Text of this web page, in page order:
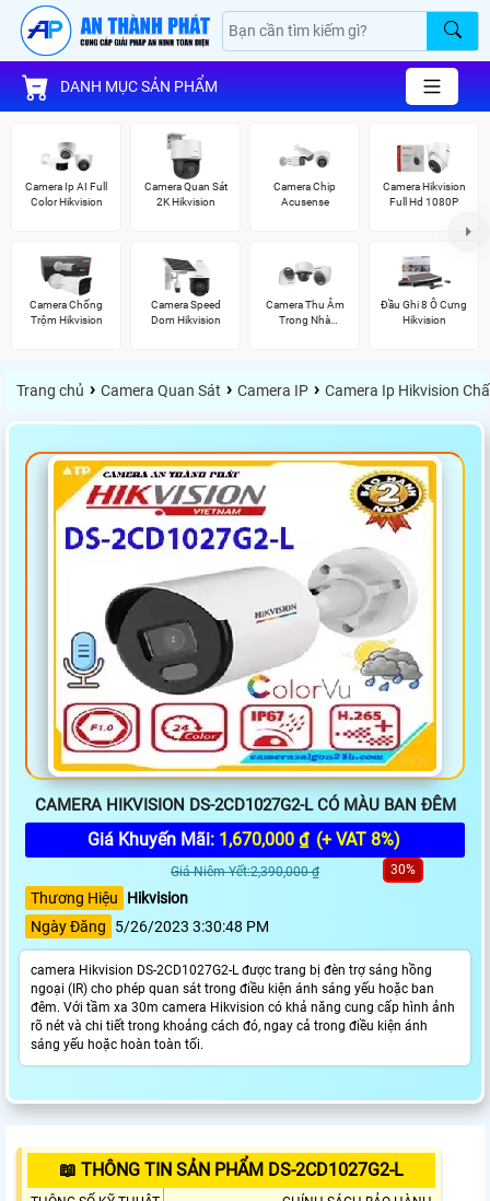
DANH MỤC SẢN PHẨM
Camera Ip AI Full
Color Hikvision
Camera Quan Sát
2K Hikvision
Camera Chip
Acusense
Camera Hikvision
Full Hd 1080P
Camera Chống
Trộm Hikvision
Camera Speed
Dom Hikvision
Camera Thu Âm
Trong Nhà
Đầu Ghi 8 Ổ Cưng
Hikvision
Trang chủ › Camera Quan Sát › Camera IP › Camera Ip Hikvision
CAMERA HIKVISION DS-2CD1027G2-L CÓ MÀU BAN ĐÊM
Giá Khuyến Mãi: 1,670,000 ₫ (+ VAT 8%)
Giá Niêm Yết:2,390,000 ₫ 30%
Thương Hiệu
Hikvision
Ngày Đăng
5/26/2023 3:30:48 PM
camera Hikvision DS-2CD1027G2-L được trang bị đèn trợ sáng hồng
ngoại (IR) cho phép quan sát trong điều kiện ánh sáng yếu hoặc ban
đêm. Với tầm xa 30m camera Hikvision có khả năng cung cấp hình ảnh
rõ nét và chi tiết trong khoảng cách đó, ngay cả trong điều kiện ánh
sáng yếu hoặc hoàn toàn tối.
📖 THÔNG TIN SẢN PHẨM DS-2CD1027G2-L